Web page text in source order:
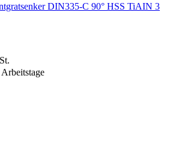
DIN335-C 90° HSS TiAIN 3